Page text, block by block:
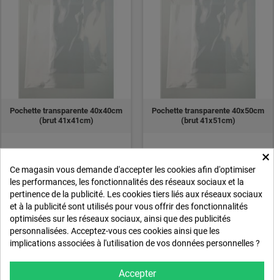
Pochette transparente 40x40cm
(brut 41x41cm)
0,60 €(TTC)
ACHETER
Pochette transparente 40x50cm
(brut 41x51cm)
0,65 €(TTC)
ACHETER
×
Ce magasin vous demande d'accepter les cookies afin d'optimiser
les performances, les fonctionnalités des réseaux sociaux et la
pertinence de la publicité. Les cookies tiers liés aux réseaux sociaux
et à la publicité sont utilisés pour vous offrir des fonctionnalités
optimisées sur les réseaux sociaux, ainsi que des publicités
personnalisées. Acceptez-vous ces cookies ainsi que les
implications associées à l'utilisation de vos données personnelles ?
Accepter